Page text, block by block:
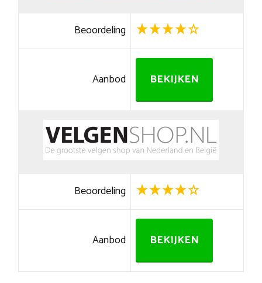
Beoordeling
Aanbod BEKIJKEN
Beoordeling
Aanbod BEKIJKEN